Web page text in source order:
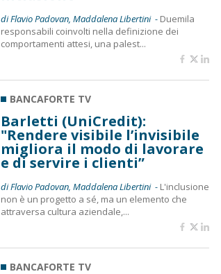
di Flavio Padovan, Maddalena Libertini - Duemila
responsabili coinvolti nella definizione dei
comportamenti attesi, una palest...
BANCAFORTE TV
Barletti (UniCredit):
"Rendere visibile l’invisibile
migliora il modo di lavorare
e di servire i clienti”
di Flavio Padovan, Maddalena Libertini - L'inclusione
non è un progetto a sé, ma un elemento che
attraversa cultura aziendale,...
BANCAFORTE TV